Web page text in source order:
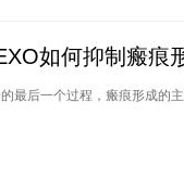
如何抑制瘢痕
最后一个过程，瘢痕形成的